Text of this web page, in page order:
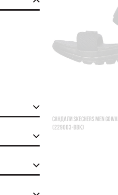
САНДАЛИ SKECHERS MEN
(229003-BBK)